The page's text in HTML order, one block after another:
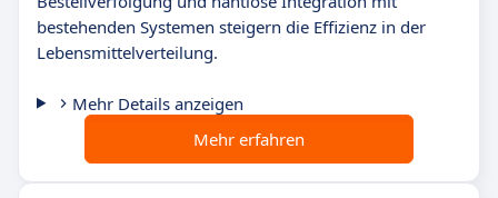
bestehenden Systemen steigern die Effizienz in der
Lebensmittelverteilung.
Mehr Details anzeigen
Mehr erfahren